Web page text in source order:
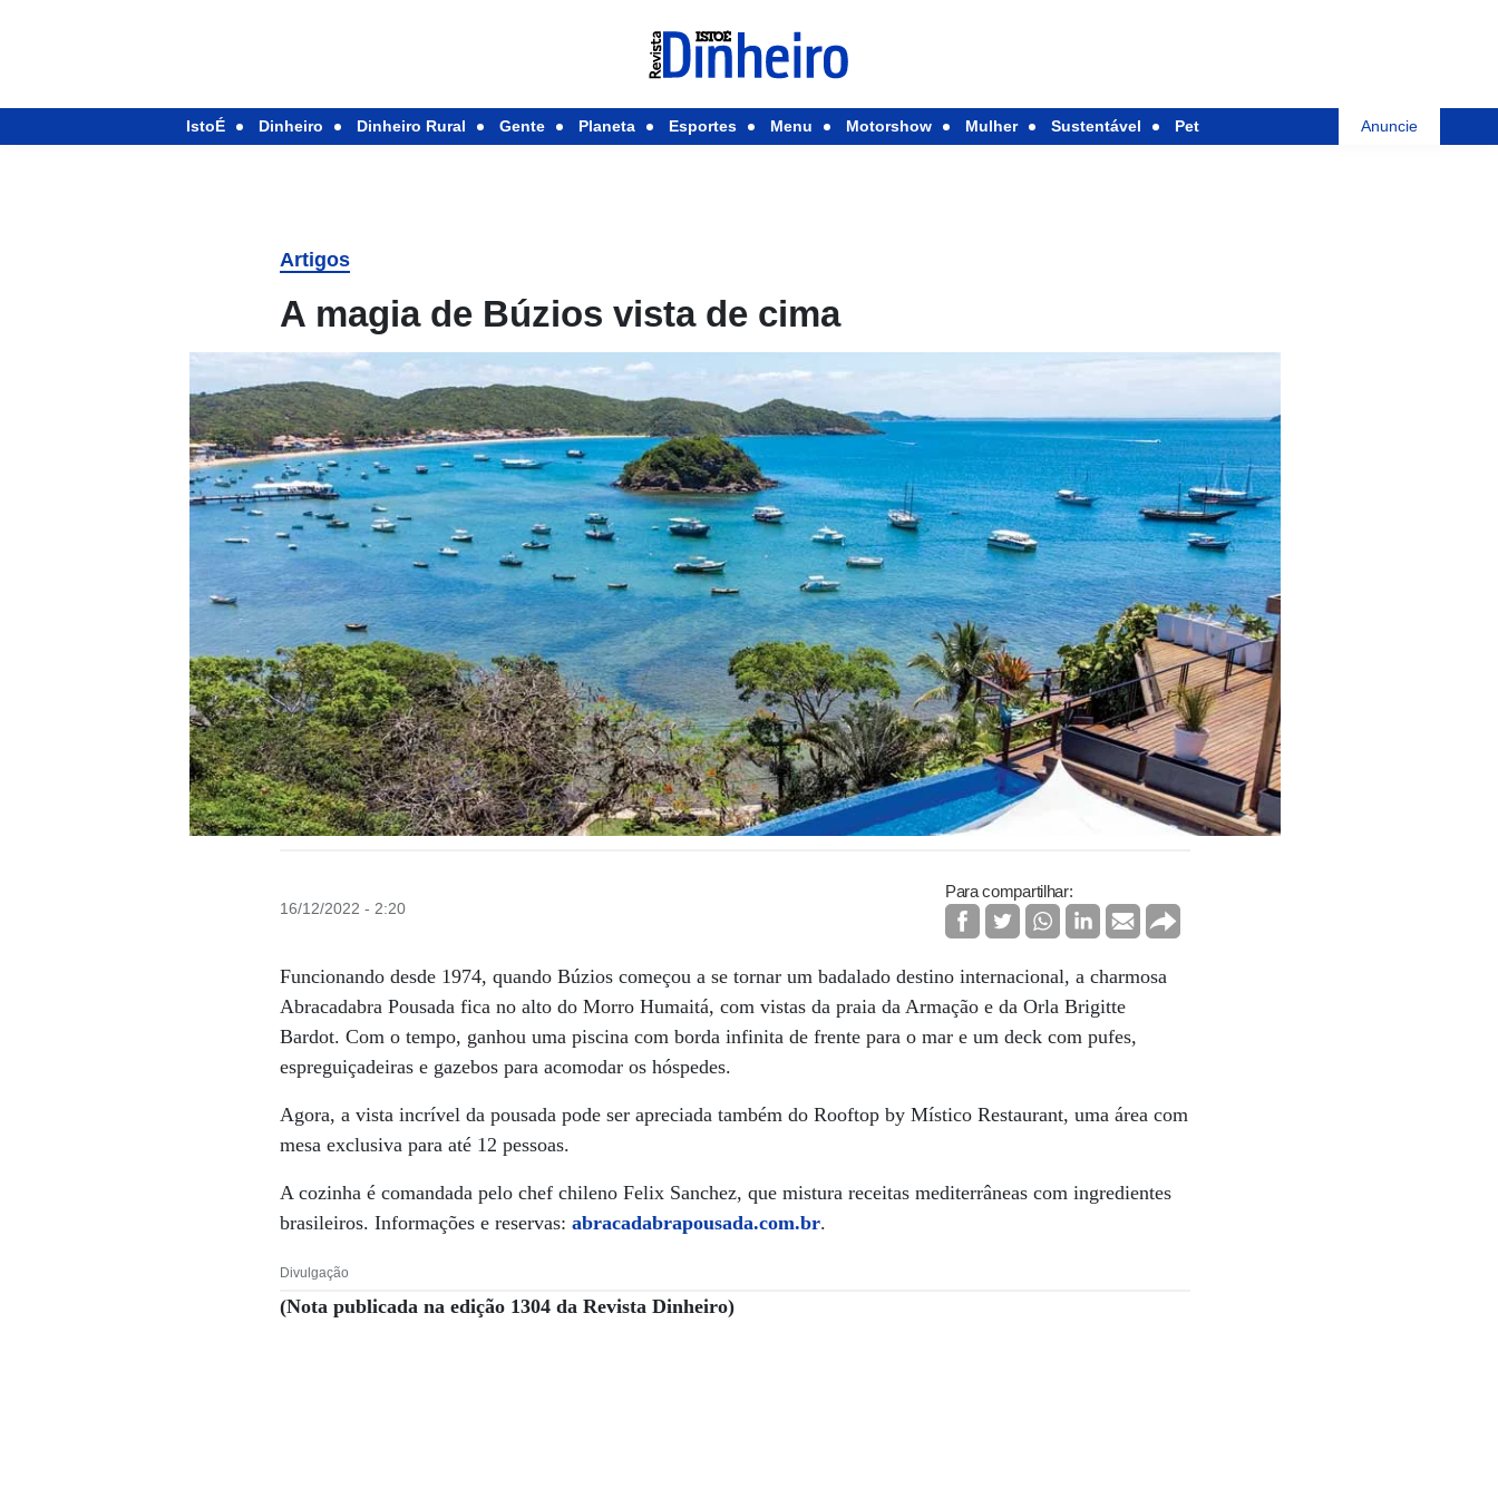
IstoÉ Dinheiro Dinheiro Rural Gente Planeta Esportes Menu Motorshow Mulher Sustentável Pet Anuncie
Artigos
A magia de Búzios vista de cima
16/12/2022 - 2:20
Para compartilhar:
Funcionando desde 1974, quando Búzios começou a se tornar um badalado destino internacional, a charmosa
Abracadabra Pousada fica no alto do Morro Humaitá, com vistas da praia da Armação e da Orla Brigitte
Bardot. Com o tempo, ganhou uma piscina com borda infinita de frente para o mar e um deck com pufes,
espreguiçadeiras e gazebos para acomodar os hóspedes.
Agora, a vista incrível da pousada pode ser apreciada também do Rooftop by Místico Restaurant, uma área com
mesa exclusiva para até 12 pessoas.
A cozinha é comandada pelo chef chileno Felix Sanchez, que mistura receitas mediterrâneas com ingredientes
brasileiros. Informações e reservas:abracadabrapousada.com.br.
Divulgação
(Nota publicada na edição 1304 da Revista Dinheiro)